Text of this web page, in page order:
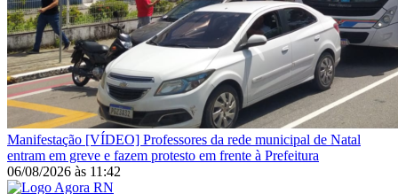
Manifestação [VÍDEO] Professores da rede municipal de Natal
entram em greve e fazem protesto em frente à Prefeitura
06/08/2026 às 11:42